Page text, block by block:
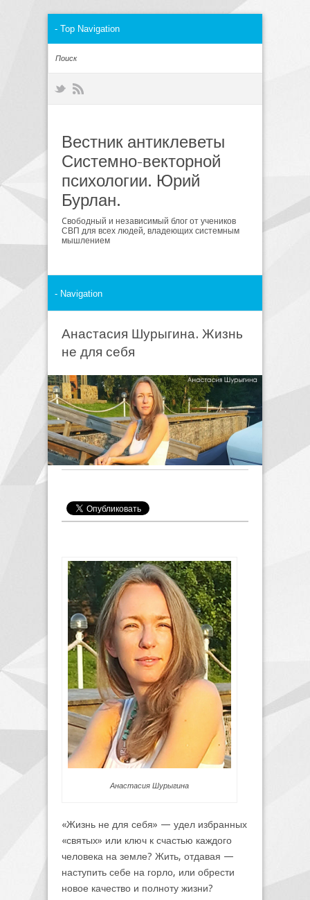
Вестник антиклеветы
Системно-векторной
психологии. Юрий
Бурлан.
Cвободный и независимый блог от учеников
СВП для всех людей, владеющих системным
мышлением
Анастасия Шурыгина. Жизнь
не для себя
Анастасия Шурыгина
«Жизнь не для себя» — удел избранных
«святых» или ключ к счастью каждого
человека на земле? Жить, отдавая —
наступить себе на горло, или обрести
новое качество и полноту жизни?